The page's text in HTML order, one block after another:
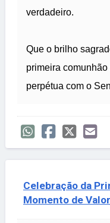
verdadeiro.
Que o brilho
primeira
perpétua com o
Celebração da
Momento de Valor